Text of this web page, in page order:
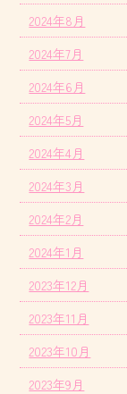
2024年8月
2024年7月
2024年6月
2024年5月
2024年4月
2024年3月
2024年2月
2024年1月
2023年12月
2023年11月
2023年10月
2023年9月